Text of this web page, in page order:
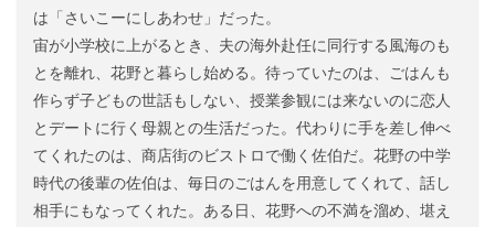
は「さいこーにしあわせ」だった。
宙が小学校に上がるとき、夫の海外赴任に同行する風海のも
とを離れ、花野と暮らし始める。待っていたのは、ごはんも
作らず子どもの世話もしない、授業参観には来ないのに恋人
とデートに行く母親との生活だった。代わりに手を差し伸べ
てくれたのは、商店街のビストロで働く佐伯だ。花野の中学
時代の後輩の佐伯は、毎日のごはんを用意してくれて、話し
相手にもなってくれた。ある日、花野への不満を溜め、堪え